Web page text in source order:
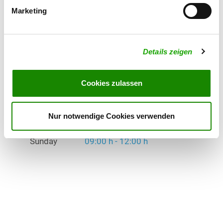
Marketing
Details zeigen
Cookies zulassen
Nur notwendige Cookies verwenden
Exercise times in summer:
Exercise times in winter:
Tuesday 18:00 h - 19:00 h
Saturday 15:00 h - 18:00 h
Sunday 09:00 h - 12:00 h